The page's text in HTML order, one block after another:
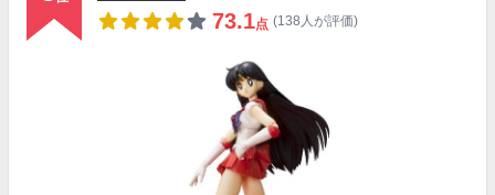
73.1点 (138人が評価)